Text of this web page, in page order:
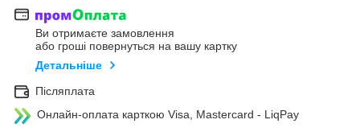
Ви отримаєте замовлення
або гроші повернуться на вашу картку
Детальніше
Післяплата
Онлайн-оплата карткою Visa, Mastercard - LiqPay